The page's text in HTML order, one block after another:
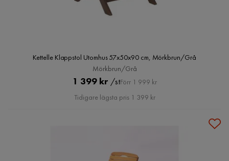
Kettelle Klappstol Utomhus 57x50x90 cm, Mörkbrun/Grå
Mörkbrun/Grå
Pris
1 399 kr /st
Original
Pris
Förr 1 999 kr
Tidigare lägsta pris 1 399 kr